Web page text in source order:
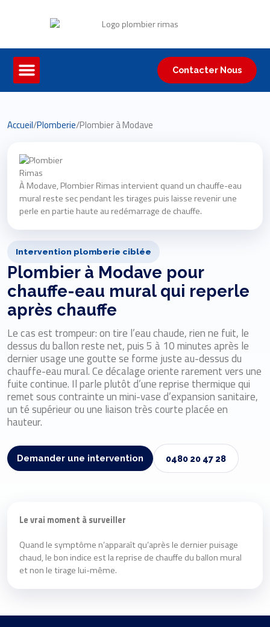
Contacter Nous
Accueil/Plomberie/Plombier à Modave
À Modave, Plombier Rimas intervient quand un chauffe-eau
mural reste sec pendant les tirages puis laisse revenir une
perle en partie haute au redémarrage de chauffe.
Intervention plomberie ciblée
Plombier à Modave pour
chauffe-eau mural qui reperle
après chauffe
Le cas est trompeur: on tire l’eau chaude, rien ne fuit, le
dessus du ballon reste net, puis 5 à 10 minutes après le
dernier usage une goutte se forme juste au-dessus du
chauffe-eau mural. Ce décalage oriente rarement vers une
fuite continue. Il parle plutôt d’une reprise thermique qui
remet sous contrainte un mini-vase d’expansion sanitaire,
un té supérieur ou une liaison très courte placée en
hauteur.
Demander une intervention 0480 20 47 28
Le vrai moment à surveiller
Quand le symptôme n’apparaît qu’après le dernier puisage
chaud, le bon indice est la reprise de chauffe du ballon mural
et non le tirage lui-même.